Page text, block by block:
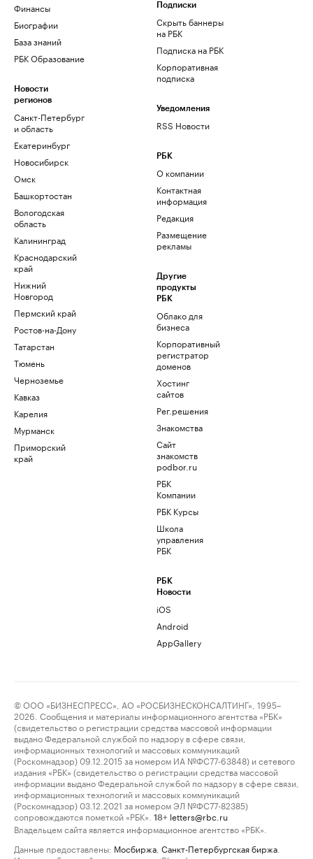
Финансы
Биографии
База знаний
РБК Образование
Новости
регионов
Санкт-Петербург
и область
Екатеринбург
Новосибирск
Омск
Башкортостан
Вологодская
область
Калининград
Краснодарский
край
Нижний
Новгород
Пермский край
Ростов-на-Дону
Татарстан
Тюмень
Черноземье
Кавказ
Карелия
Мурманск
Приморский
край
Подписки
Скрыть баннеры
на РБК
Подписка на РБК
Корпоративная
подписка
Уведомления
RSS Новости
РБК
О компании
Контактная
информация
Редакция
Размещение
рекламы
Другие
продукты
РБК
Облако для
бизнеса
Корпоративный
регистратор
доменов
Хостинг
сайтов
Рег.решения
Знакомства
Сайт
знакомств
podbor.ru
РБК
Компании
РБК Курсы
Школа
управления
РБК
РБК
Новости
iOS
Android
AppGallery
© ООО «БИЗНЕСПРЕСС», АО «РОСБИЗНЕСКОНСАЛТИНГ», 1995–
2026. Сообщения и материалы информационного агентства «РБК»
(свидетельство о регистрации средства массовой информации
выдано Федеральной службой по надзору в сфере связи,
информационных технологий и массовых коммуникаций
(Роскомнадзор) 09.12.2015 за номером ИА №ФС77-63848) и сетевого
издания «РБК» (свидетельство о регистрации средства массовой
информации выдано Федеральной службой по надзору в сфере связи,
информационных технологий и массовых коммуникаций
(Роскомнадзор) 03.12.2021 за номером ЭЛ №ФС77-82385)
сопровождаются пометкой «РБК».
18+ letters@rbc.ru
Владельцем сайта является информационное агентство «РБК».
Данные предоставлены: Мосбиржа Санкт-Петербургская биржа